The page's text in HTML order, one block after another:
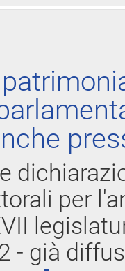
per
- già